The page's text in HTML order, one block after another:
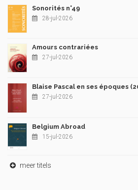
Sonorités n°49
28-jul-2026
Amours contrariées
27-jul-2026
Blaise Pascal en ses époques
27-jul-2026
Belgium Abroad
15-jul-2026
meer titels